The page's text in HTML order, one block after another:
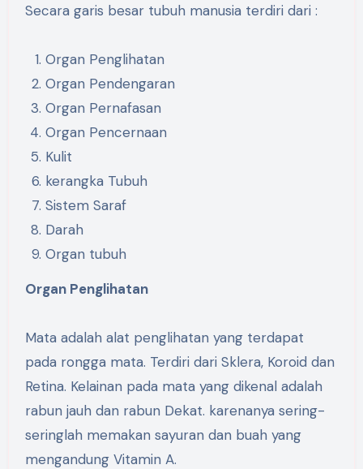
Secara garis besar tubuh manusia terdiri dari :
Organ Penglihatan
Organ Pendengaran
Organ Pernafasan
Organ Pencernaan
Kulit
kerangka Tubuh
Sistem Saraf
Darah
Organ tubuh
Organ Penglihatan
Mata adalah alat penglihatan yang terdapat
pada rongga mata. Terdiri dari Sklera, Koroid dan
Retina. Kelainan pada mata yang dikenal adalah
rabun jauh dan rabun Dekat. karenanya sering-
seringlah memakan sayuran dan buah yang
mengandung Vitamin A.